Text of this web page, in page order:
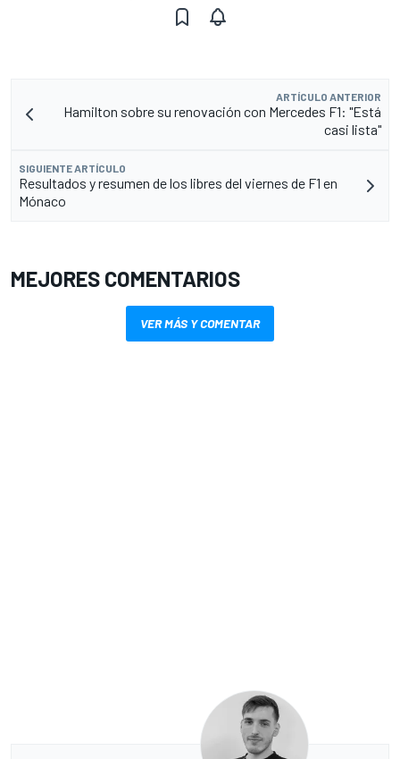
ARTÍCULO ANTERIOR
Hamilton sobre su renovación con Mercedes F1: "Está
casi lista"
SIGUIENTE ARTÍCULO
Resultados y resumen de los libres del viernes de F1 en
Mónaco
MEJORES COMENTARIOS
VER MÁS Y COMENTAR